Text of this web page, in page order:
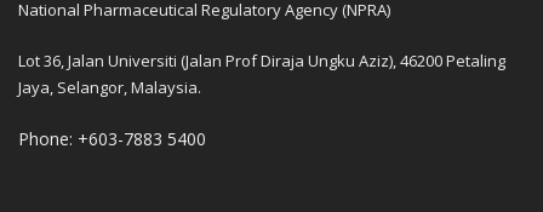
National Pharmaceutical Regulatory Agency (NPRA)
Lot 36, Jalan Universiti (Jalan Prof Diraja Ungku Aziz), 46200 Petaling
Jaya, Selangor, Malaysia.
Phone: +603-7883 5400